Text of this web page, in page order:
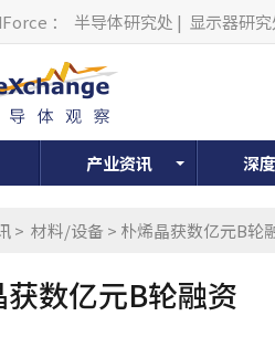
： 半导体研究处 | 显示器研
产业资讯 深
> 材料/设备 > 朴烯晶获数亿元B轮
数亿元B轮融资